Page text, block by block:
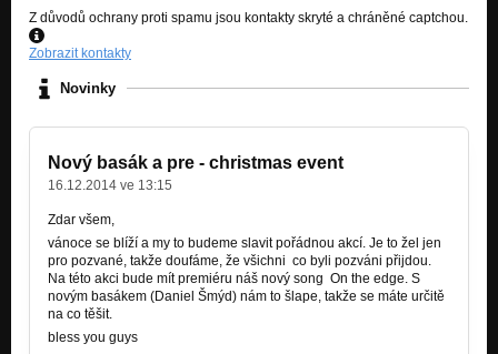
Z důvodů ochrany proti spamu jsou kontakty skryté a chráněné captchou.
Zobrazit kontakty
Novinky
Nový basák a pre - christmas event
16.12.2014 ve 13:15
Zdar všem,
vánoce se blíží a my to budeme slavit pořádnou akcí. Je to žel jen
pro pozvané, takže doufáme, že všichni co byli pozváni přijdou.
Na této akci bude mít premiéru náš nový song On the edge. S
novým basákem (Daniel Šmýd) nám to šlape, takže se máte určitě
na co těšit.
bless you guys